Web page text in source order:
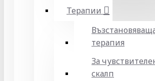
Терапии
терапия
За
скалп